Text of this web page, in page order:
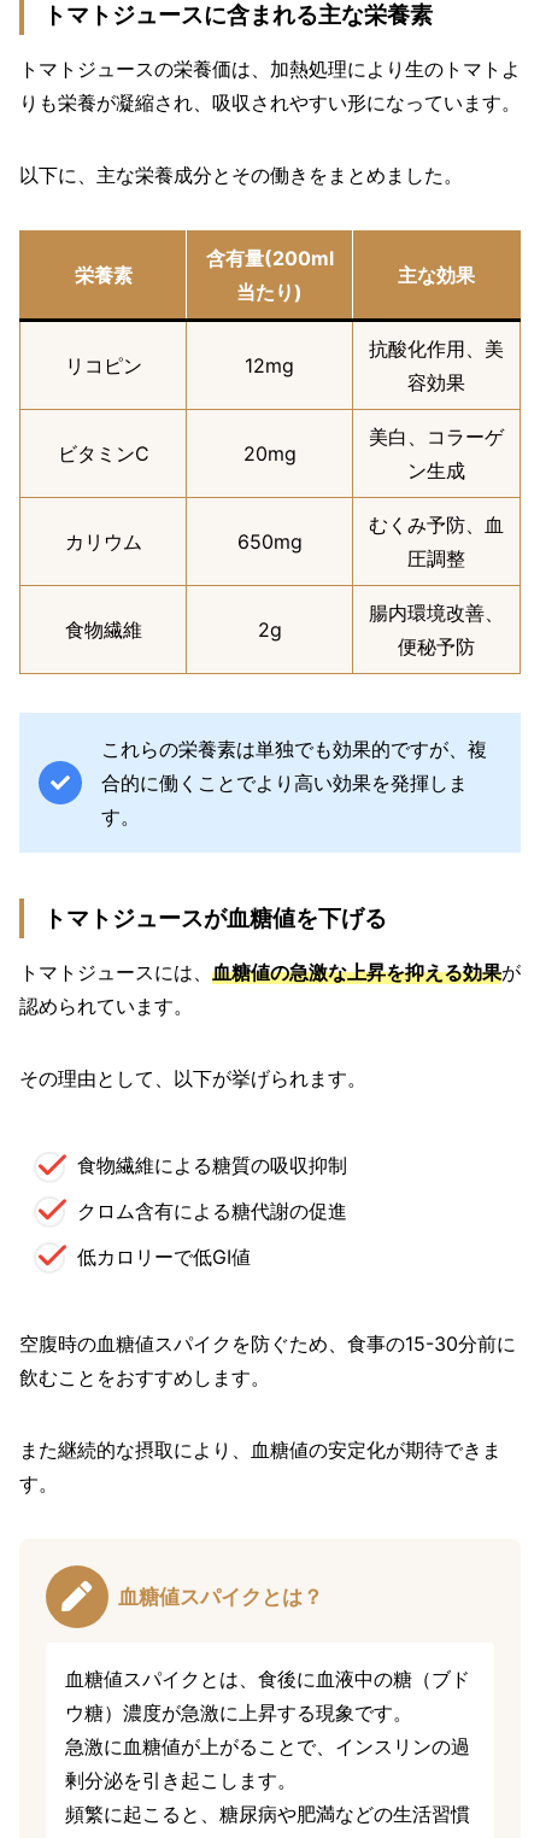
トマトジュースに含まれる主な栄養素
トマトジュースの栄養価は、加熱処理により生のトマトよ
りも栄養が凝縮され、吸収されやすい形になっています。
以下に、主な栄養成分とその働きをまとめました。
栄養素
含有量(200ml
当たり)
主な効果
リコピン 12mg
抗酸化作用、美
容効果
ビタミンC 20mg
美白、コラーゲ
ン生成
カリウム 650mg
むくみ予防、血
圧調整
食物繊維 2g
腸内環境改善、
便秘予防
これらの栄養素は単独でも効果的ですが、複
合的に働くことでより高い効果を発揮しま
す。
トマトジュースが血糖値を下げる
トマトジュースには、 血糖値の急激な上昇を抑える効果が
認められています。
その理由として、以下が挙げられます。
食物繊維による糖質の吸収抑制
クロム含有による糖代謝の促進
低カロリーで低GI値
空腹時の血糖値スパイクを防ぐため、食事の15-30分前に
飲むことをおすすめします。
また継続的な摂取により、血糖値の安定化が期待できま
す。
血糖値スパイクとは？
血糖値スパイクとは、食後に血液中の糖（ブド
ウ糖）濃度が急激に上昇する現象です。
急激に血糖値が上がることで、インスリンの過
剰分泌を引き起こします。
頻繁に起こると、糖尿病や肥満などの生活習慣